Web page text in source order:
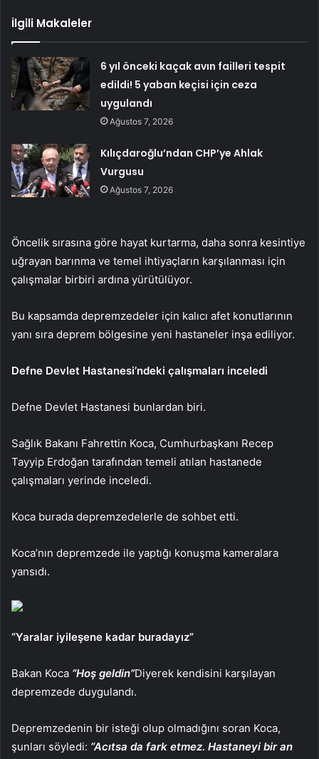
İlgili Makaleler
6 yıl önceki kaçak avın failleri tespit
edildi! 5 yaban keçisi için ceza
uygulandı
Ağustos 7, 2026
Kılıçdaroğlu’ndan CHP’ye Ahlak
Vurgusu
Ağustos 7, 2026
Öncelik sırasına göre hayat kurtarma, daha sonra kesintiye
uğrayan barınma ve temel ihtiyaçların karşılanması için
çalışmalar birbiri ardına yürütülüyor.
Bu kapsamda depremzedeler için kalıcı afet konutlarının
yanı sıra deprem bölgesine yeni hastaneler inşa ediliyor.
Defne Devlet Hastanesi’ndeki çalışmaları inceledi
Defne Devlet Hastanesi bunlardan biri.
Sağlık Bakanı Fahrettin Koca, Cumhurbaşkanı Recep
Tayyip Erdoğan tarafından temeli atılan hastanede
çalışmaları yerinde inceledi.
Koca burada depremzedelerle de sohbet etti.
Koca’nın depremzede ile yaptığı konuşma kameralara
yansıdı.
“Yaralar iyileşene kadar buradayız”
Bakan Koca “Hoş geldin”Diyerek kendisini karşılayan
depremzede duygulandı.
Depremzedenin bir isteği olup olmadığını soran Koca,
şunları söyledi: “Acıtsa da fark etmez. Hastaneyi bir an